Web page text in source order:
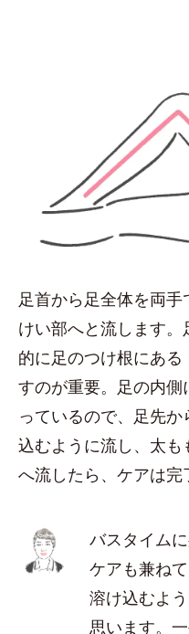
足首から足全体を両
けい部へと流します
的に足のつけ根にあ
すのが重要。足の内
っているので、足先
込むように流し、太
へ流したら、ケアは完
バスタイム
ケアも兼ね
溶け込むよ
思います。